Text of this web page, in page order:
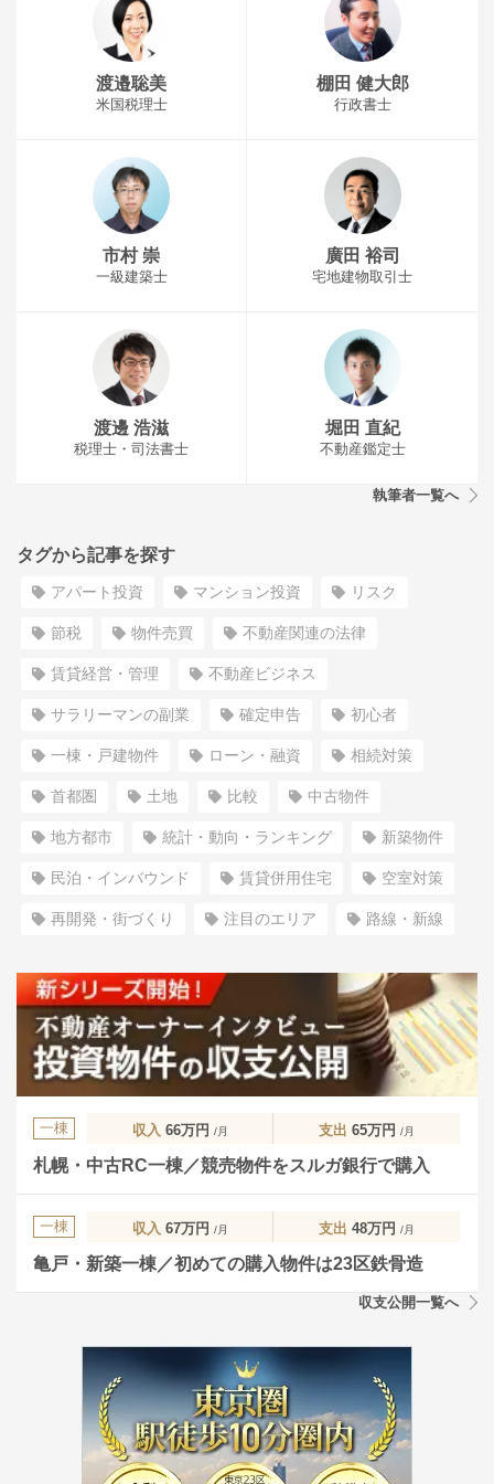
渡邉聡美
米国税理士
棚田 健大郎
行政書士
市村 崇
一級建築士
廣田 裕司
宅地建物取引士
渡邊 浩滋
税理士・司法書士
堀田 直紀
不動産鑑定士
執筆者一覧へ
タグから記事を探す
アパート投資 マンション投資 リスク
節税 物件売買 不動産関連の法律
賃貸経営・管理 不動産ビジネス
サラリーマンの副業 確定申告 初心者
一棟・戸建物件 ローン・融資 相続対策
首都圏 土地 比較 中古物件
地方都市 統計・動向・ランキング 新築物件
民泊・インバウンド 賃貸併用住宅 空室対策
再開発・街づくり 注目のエリア 路線・新線
一棟 収入 66万円 /月 支出 65万円 /月
札幌・中古RC一棟／競売物件をスルガ銀行で購入
一棟 収入 67万円 /月 支出 48万円 /月
亀戸・新築一棟／初めての購入物件は23区鉄骨造
収支公開一覧へ